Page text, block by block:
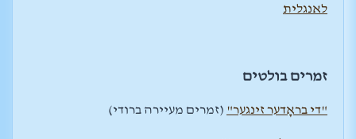
לאנגלית
זמרים בולטים
"די בראָדער זינגער" (זמרים מעיירה ברודי)